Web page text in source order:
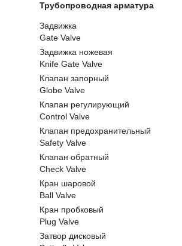
Трубопроводная арматура
Задвижка
Gate Valve
Задвижка ножевая
Knife Gate Valve
Клапан запорный
Globe Valve
Клапан регулирующий
Control Valve
Клапан предохранительный
Safety Valve
Клапан обратный
Check Valve
Кран шаровой
Ball Valve
Кран пробковый
Plug Valve
Затвор дисковый